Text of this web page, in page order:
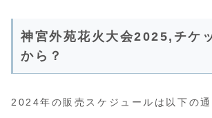
神宮外苑花火大会2025,チケ
から？
2024年の販売スケジュールは以下の